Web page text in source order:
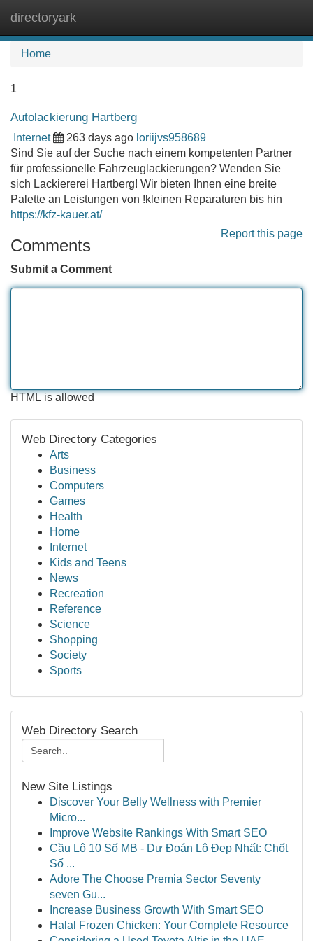
directoryark
Home
1
Autolackierung Hartberg
Internet 263 days ago loriijvs958689
Sind Sie auf der Suche nach einem kompetenten Partner
für professionelle Fahrzeuglackierungen? Wenden Sie
sich Lackiererei Hartberg! Wir bieten Ihnen eine breite
Palette an Leistungen von !kleinen Reparaturen bis hin
https://kfz-kauer.at/
Report this page
Comments
Submit a Comment
HTML is allowed
Web Directory Categories
Arts
Business
Computers
Games
Health
Home
Internet
Kids and Teens
News
Recreation
Reference
Science
Shopping
Society
Sports
Web Directory Search
New Site Listings
Discover Your Belly Wellness with Premier
Micro...
Improve Website Rankings With Smart SEO
Cầu Lô 10 Số MB - Dự Đoán Lô Đẹp Nhất: Chốt
Số ...
Adore The Choose Premia Sector Seventy
seven Gu...
Increase Business Growth With Smart SEO
Halal Frozen Chicken: Your Complete Resource